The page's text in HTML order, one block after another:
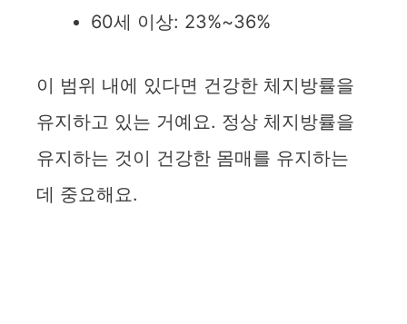
i
d
e
60세 이상: 23%~36%
이 범위 내에 있다면 건강한 체지방률을
유지하고 있는 거예요. 정상 체지방률을
유지하는 것이 건강한 몸매를 유지하는
데 중요해요.